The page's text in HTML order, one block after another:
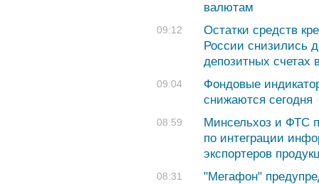
валютам
09:12
Остатки средств
России снизились
депозитных счетах
09:04
Фондовые
снижаются сегодня
08:59
Минсельхоз и ФТС
по интеграции
экспортеров
08:31
"Мегафон"